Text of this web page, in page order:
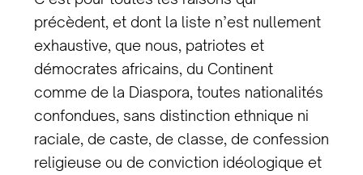
précèdent, et dont la liste n’est nullement
exhaustive, que nous, patriotes et
démocrates africains, du Continent
comme de la Diaspora, toutes nationalités
confondues, sans distinction ethnique ni
raciale, de caste, de classe, de confession
religieuse ou de conviction idéologique et